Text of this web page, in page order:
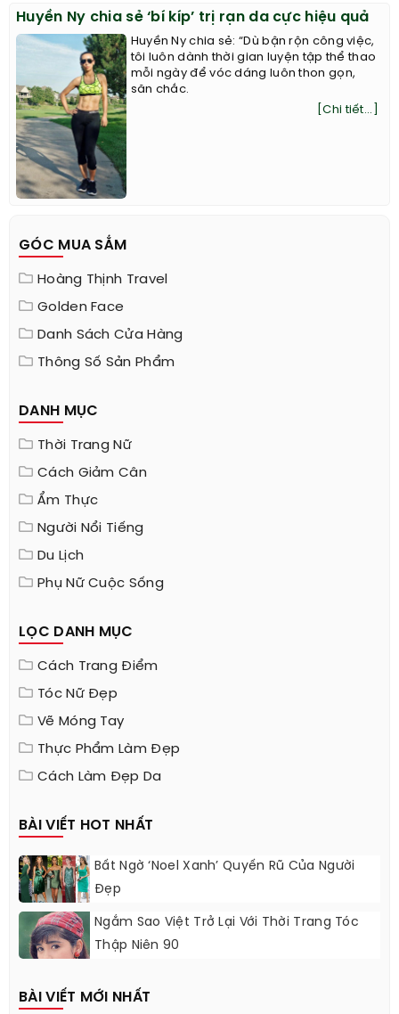
Huyền Ny chia sẻ ‘bí kíp’ trị rạn da cực hiệu quả
Huyền Ny chia sẻ: “Dù bận rộn công việc,
tôi luôn dành thời gian luyện tập thể thao
mỗi ngày để vóc dáng luôn thon gọn,
săn chắc.
[Chi tiết...]
GÓC MUA SẮM
Hoàng Thịnh Travel
Golden Face
Danh Sách Cửa Hàng
Thông Số Sản Phẩm
DANH MỤC
Thời Trang Nữ
Cách Giảm Cân
Ẩm Thực
Người Nổi Tiếng
Du Lịch
Phụ Nữ Cuộc Sống
LỌC DANH MỤC
Cách Trang Điểm
Tóc Nữ Đẹp
Vẽ Móng Tay
Thực Phẩm Làm Đẹp
Cách Làm Đẹp Da
BÀI VIẾT HOT NHẤT
Bất Ngờ ‘Noel Xanh’ Quyến Rũ Của Người
Đẹp
Ngắm Sao Việt Trở Lại Với Thời Trang Tóc
Thập Niên 90
BÀI VIẾT MỚI NHẤT